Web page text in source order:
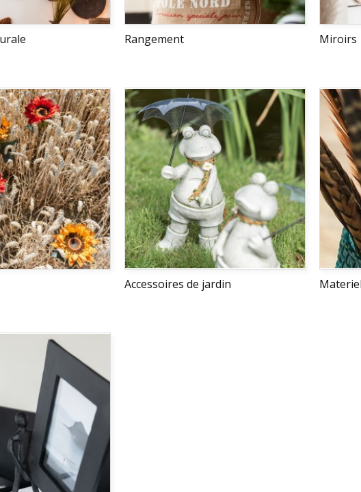
Rangement Miroirs
Accessoires de jardin